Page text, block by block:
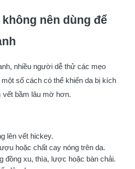
nên dùng để
nhiều người dễ thử các mẹo
số cách có thể khiến da bị kích
bầm lâu mờ hơn.
lên vết hickey.
hoặc chất cay nóng trên da.
đồng xu, thìa, lược hoặc bàn chải.